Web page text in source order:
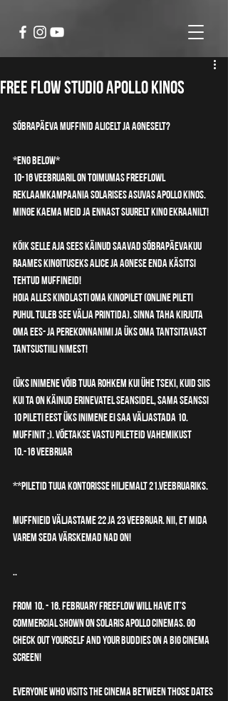
Free Flow Studio Apollo Kinos
Sõbrapäeva muffinid ALICELT ja AGNESELT?
*Eng below*
10-16 Veebruaril on toimumas FreeFlowl
reklaamkampaania Solarises asuvas Apollo kinos.
Minge kaema meid ja ennast suurelt kino ekraanilt!
KÕIK selle aja sees käinud saavad sõbrapäevakuu
raames kingituseks ALICE ja AGNESE enda käsitsi
tehtud muffineid!
HOIA ALLES KINDLASTI OMA KINOPILET (online pileti
puhul tuleb see välja printida). Sinna taha kirjuta
oma Ees- ja Perekonnanimi ja üks oma tantsitavast
tantsustiili nimest!
(üks inimene võib tuua rohkem kui ühe tseki, kuid siis
kui ta on käinud erinevatel seansidel, sama seanssi
10 pileti eest üks inimene ei saa väljastada 10.
muffinit ;). Võetakse vastu pileteid vahemikust
10.-16 Veebruar
**Piletid tuua kontorisse hiljemalt 21.veebruariks.
Muffnieid väljastame 22 ja 23 Veebruar. Nii, et mida
varem seda värskemad nad on!
..
From 10. - 16. February FreeFlow will have it’s
commercial shown on Solaris Apollo cinemas. Go
Check out yourself and your buddies on a big cinema
screen!
EVERYONE who visits the cinema between those dates